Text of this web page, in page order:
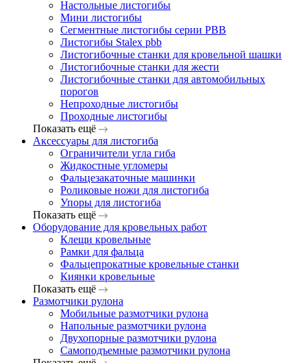
Настольные листогибы
Мини листогибы
Сегментные листогибы серии PBB
Листогибы Stalex pbb
Листогибочные станки для кровельной шашки
Листогибочные станки для жести
Листогибочные станки для автомобильных
порогов
Непроходные листогибы
Проходные листогибы
Показать ещё
Аксессуары для листогиба
Ограничители угла гиба
Жидкостные угломеры
Фальцезакаточные машинки
Роликовые ножи для листогиба
Упоры для листогиба
Показать ещё
Оборудование для кровельных работ
Клещи кровельные
Рамки для фальца
Фальцепрокатные кровельные станки
Киянки кровельные
Показать ещё
Размотчики рулона
Мобильные размотчики рулона
Напольные размотчики рулона
Двухопорные размотчики рулона
Самоподъемные размотчики рулона